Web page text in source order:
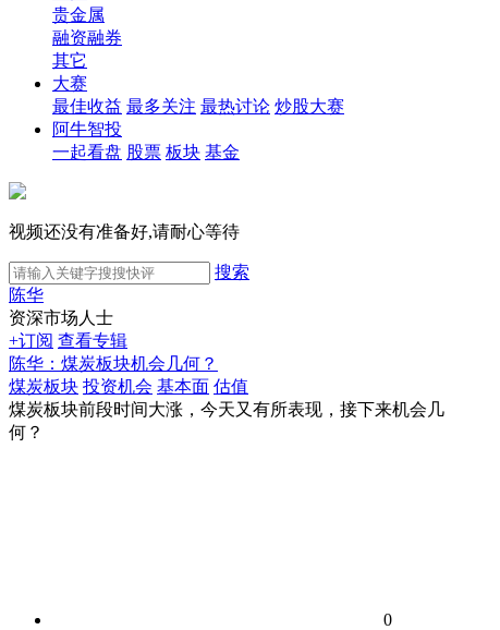
贵金属
融资融券
其它
大赛
最佳收益 最多关注 最热讨论 炒股大赛
阿牛智投
一起看盘 股票 板块 基金
视频还没有准备好,请耐心等待
搜索
陈华
资深市场人士
+订阅 查看专辑
陈华：煤炭板块机会几何？
煤炭板块 投资机会 基本面 估值
煤炭板块前段时间大涨，今天又有所表现，接下来机会几
何？
0